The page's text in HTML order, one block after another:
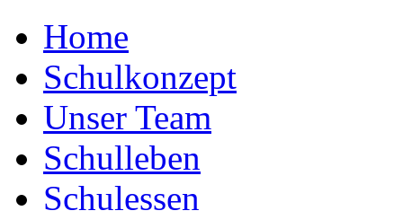
Home
Schulkonzept
Unser Team
Schulleben
Schulessen